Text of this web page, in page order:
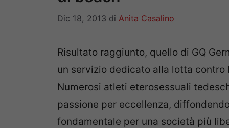
Dic 18, 2013 di Anita Casalino
Risultato raggiunto, quello di GQ
un servizio dedicato alla lotta contro
Numerosi atleti eterosessuali
passione per eccellenza,
fondamentale per una società più